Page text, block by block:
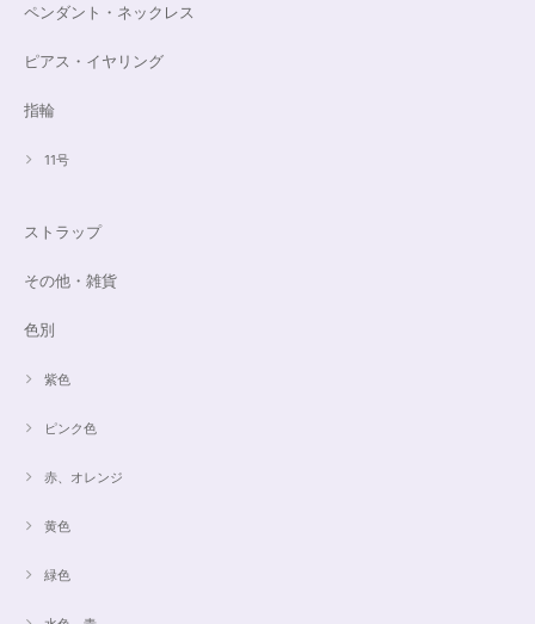
ペンダント・ネックレス
ピアス・イヤリング
指輪
11号
ストラップ
その他・雑貨
色別
紫色
ピンク色
赤、オレンジ
黄色
緑色